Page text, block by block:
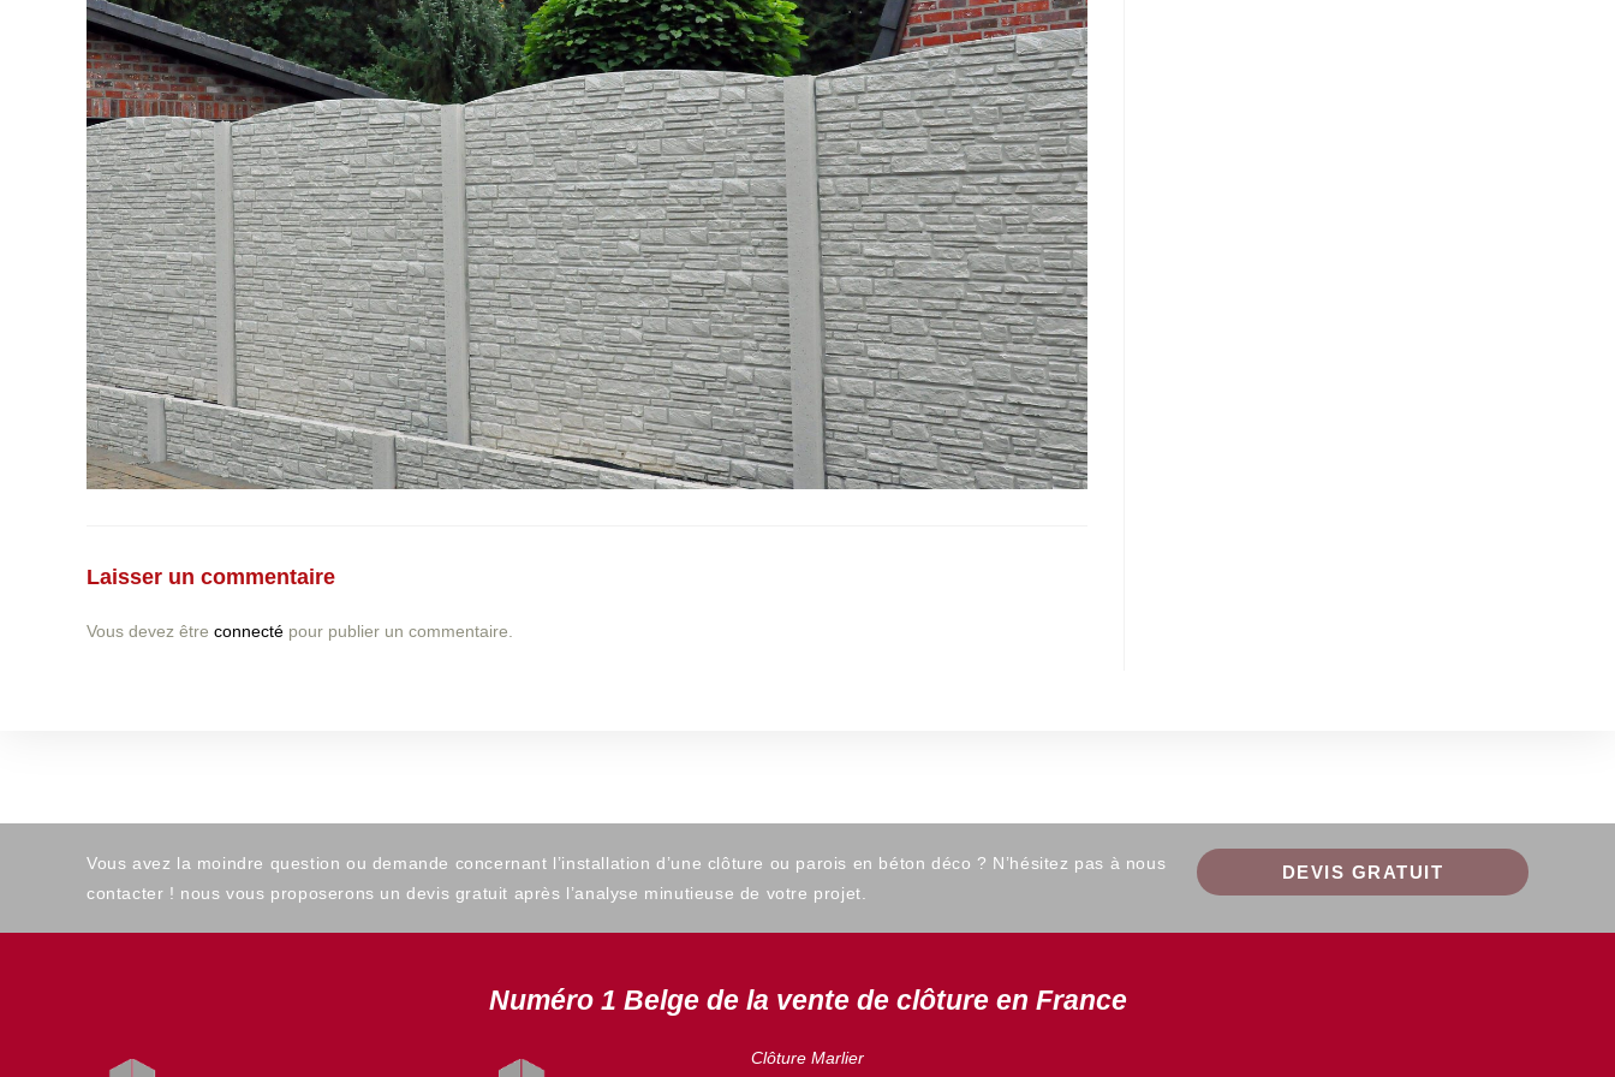
Laisser un commentaire
Vous devez être connecté pour publier un commentaire.
Vous avez la moindre question ou demande concernant l’installation d’une clôture ou parois en béton déco ? N’hésitez pas à nous
contacter ! nous vous proposerons un devis gratuit après l’analyse minutieuse de votre projet.
DEVIS GRATUIT
Numéro 1 Belge de la vente de clôture en France
Clôture Marlier